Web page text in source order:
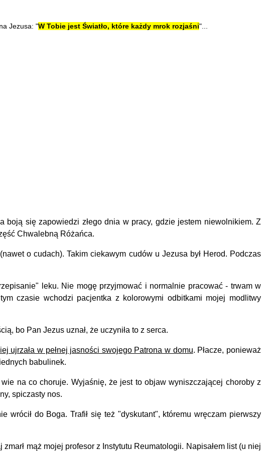
Jezusa: "W Tobie jest Światło, które każdy mrok rozjaśni"...
boją się zapowiedzi złego dnia w pracy, gdzie jestem niewolnikiem. Z
Chwalebną Różańca.
o cudach). Takim ciekawym cudów u Jezusa był Herod. Podczas
leku. Nie mogę przyjmować i normalnie pracować - trwam w
czasie wchodzi pacjentka z kolorowymi odbitkami mojej modlitwy
bo Pan Jezus uznał, że uczyniła to z serca.
ujrzała w pełnej jasności swojego Patrona w domu. Płacze, ponieważ
babulinek.
na co choruje. Wyjaśnię, że jest to objaw wyniszczającej choroby z
spiczasty nos.
do Boga. Trafił się też "dyskutant", któremu wręczam pierwszy
mąż mojej profesor z Instytutu Reumatologii. Napisałem list (u niej